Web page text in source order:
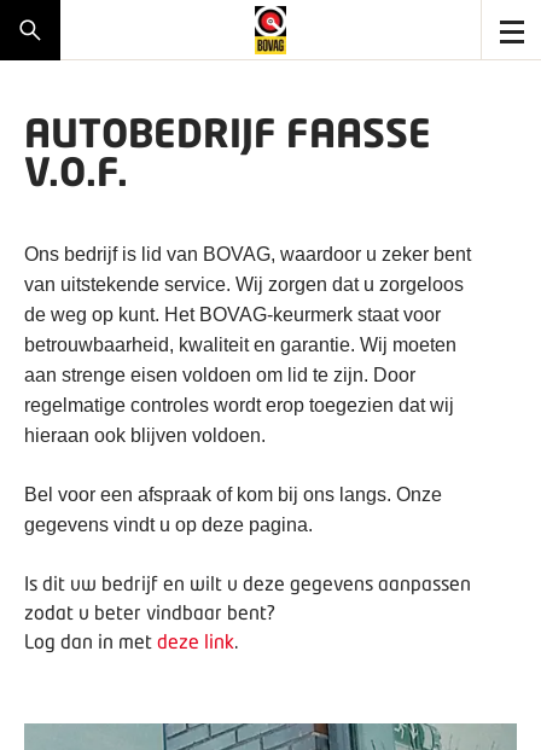
AUTOBEDRIJF FAASSE
V.O.F.
Ons bedrijf is lid van BOVAG, waardoor u zeker bent
van uitstekende service. Wij zorgen dat u zorgeloos
de weg op kunt. Het BOVAG-keurmerk staat voor
betrouwbaarheid, kwaliteit en garantie. Wij moeten
aan strenge eisen voldoen om lid te zijn. Door
regelmatige controles wordt erop toegezien dat wij
hieraan ook blijven voldoen.
Bel voor een afspraak of kom bij ons langs. Onze
gegevens vindt u op deze pagina.
Is dit uw bedrijf en wilt u deze gegevens aanpassen
zodat u beter vindbaar bent?
Log dan in met deze link.